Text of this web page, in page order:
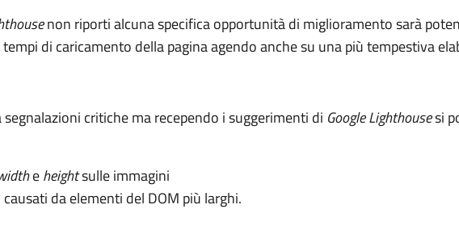
non riporti alcuna specifica opportunità di miglioramento sarà
tempi di caricamento della pagina agendo anche su una più tempestiva
critiche ma recependo i suggerimenti di Google Lighthousesi
eheightsulle immagini
da elementi del DOM più larghi.